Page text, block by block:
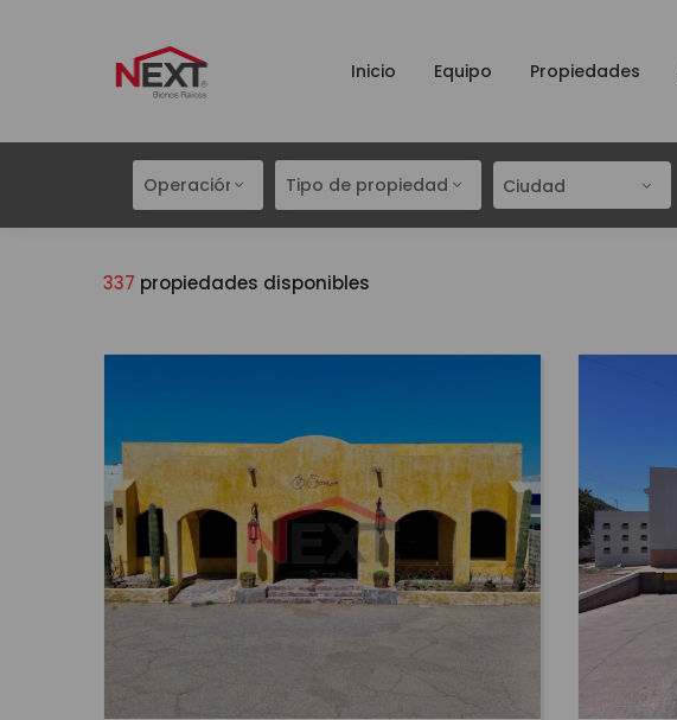
Inicio Equipo Propiedades
Operación Tipo de propiedad Ciudad
337 propiedades disponibles